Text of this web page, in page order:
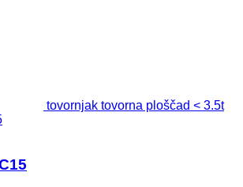
tovornjak tovorna ploščad < 3.5t